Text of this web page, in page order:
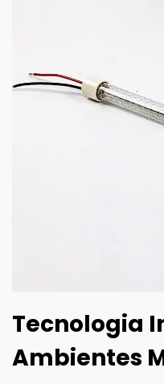
Tecnologia
Ambientes